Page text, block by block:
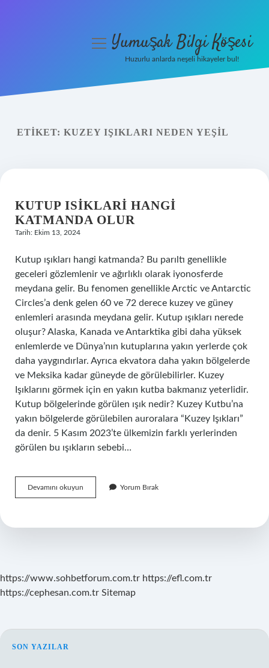
Yasal Uyarı
menüyüYumuşak Bilgi Köşesi
Huzurlu anlarda neşeli hikayeler bul!
ETIKET: KUZEY IŞIKLARI NEDEN YEŞIL
KUTUP ISIKLARI HANGI
KATMANDA OLUR
Tarih: Ekim 13, 2024
Kutup ışıkları hangi katmanda? Bu parıltı genellikle
geceleri gözlemlenir ve ağırlıklı olarak iyonosferde
meydana gelir. Bu fenomen genellikle Arctic ve Antarctic
Circles’a denk gelen 60 ve 72 derece kuzey ve güney
enlemleri arasında meydana gelir. Kutup ışıkları nerede
oluşur? Alaska, Kanada ve Antarktika gibi daha yüksek
enlemlerde ve Dünya’nın kutuplarına yakın yerlerde çok
daha yaygındırlar. Ayrıca ekvatora daha yakın bölgelerde
ve Meksika kadar güneyde de görülebilirler. Kuzey
Işıklarını görmek için en yakın kutba bakmanız yeterlidir.
Kutup bölgelerinde görülen ışık nedir? Kuzey Kutbu’na
yakın bölgelerde görülebilen auroralara “Kuzey Işıkları”
da denir. 5 Kasım 2023’te ülkemizin farklı yerlerinden
görülen bu ışıkların sebebi…
Devamını okuyun
Isiklari
Olur
Yorum Bırak
https://www.sohbetforum.com.tr https://efl.com.tr
https://cephesan.com.tr Sitemap
SIDEBAR
SON YAZILAR